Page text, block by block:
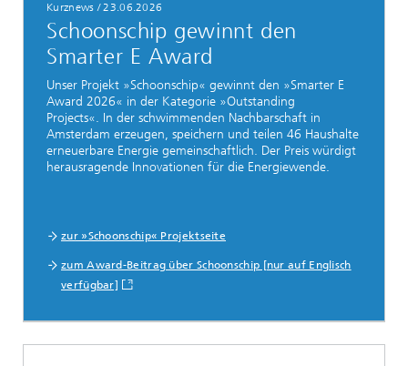
Kurznews / 23.06.2026
Schoonschip gewinnt den
Smarter E Award
Unser Projekt »Schoonschip« gewinnt den »Smarter E
Award 2026« in der Kategorie »Outstanding
Projects«. In der schwimmenden Nachbarschaft in
Amsterdam erzeugen, speichern und teilen 46 Haushalte
erneuerbare Energie gemeinschaftlich. Der Preis würdigt
herausragende Innovationen für die Energiewende.
zur »Schoonschip« Projektseite
zum Award-Beitrag über Schoonschip [nur auf Englisch
verfügbar]